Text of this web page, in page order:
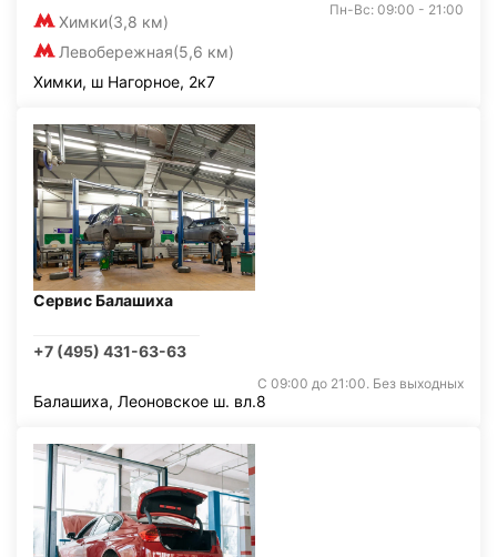
Химки(3,8 км)
Левобережная(5,6 км)
Пн-Вс: 09:00 - 21:00
Химки, ш Нагорное, 2к7
Сервис Балашиха
+7 (495) 431-63-63
С 09:00 до 21:00. Без выходных
Балашиха, Леоновское ш. вл.8